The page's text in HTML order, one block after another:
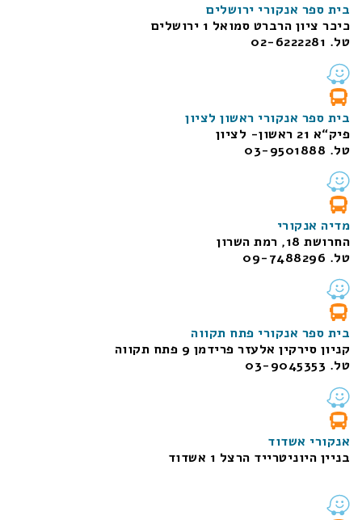
בית ספר אנקורי ירושלים
כיכר ציון הרברט סמואל 1
ירושלים
טל. 02-6222281
בית ספר אנקורי ראשון לציון
פיק“א 21 ראשון- לציון
טל. 03-9501888
מדיה אנקורי
החרושת 18, רמת השרון
טל. 09-7488296
בית ספר אנקורי פתח תקווה
קניון סירקין אלעזר פרידמן 9 פתח תקווה
טל. 03-9045353
אנקורי אשדוד
בניין היוניטרייד הרצל 1 אשדוד